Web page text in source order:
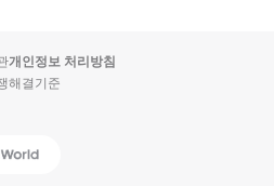
개인정보 처리방침
해결기준
Global